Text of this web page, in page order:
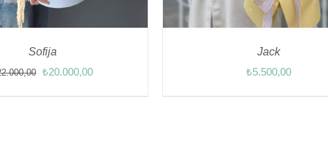
Sofija
Orijinal
₺20.000,00Şu
Jack
₺5.500,00